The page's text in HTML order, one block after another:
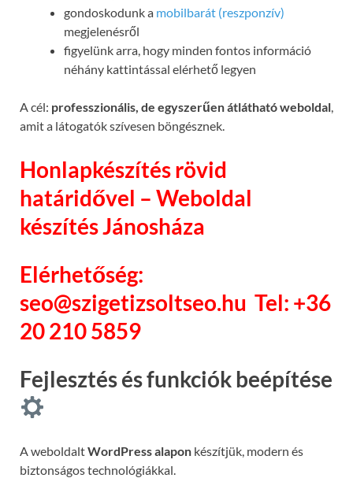
gondoskodunk a mobilbarát (reszponzív)
megjelenésről
figyelünk arra, hogy minden fontos információ
néhány kattintással elérhető legyen
A cél: professzionális, de egyszerűen átlátható weboldal,
amit a látogatók szívesen böngésznek.
Honlapkészítés rövid
határidővel – Weboldal
készítés Jánosháza
Elérhetőség:
seo@szigetizsoltseo.hu Tel: +36
20 210 5859
Fejlesztés és funkciók beépítése
A weboldaltWordPress alapon készítjük, modern és
biztonságos technológiákkal.